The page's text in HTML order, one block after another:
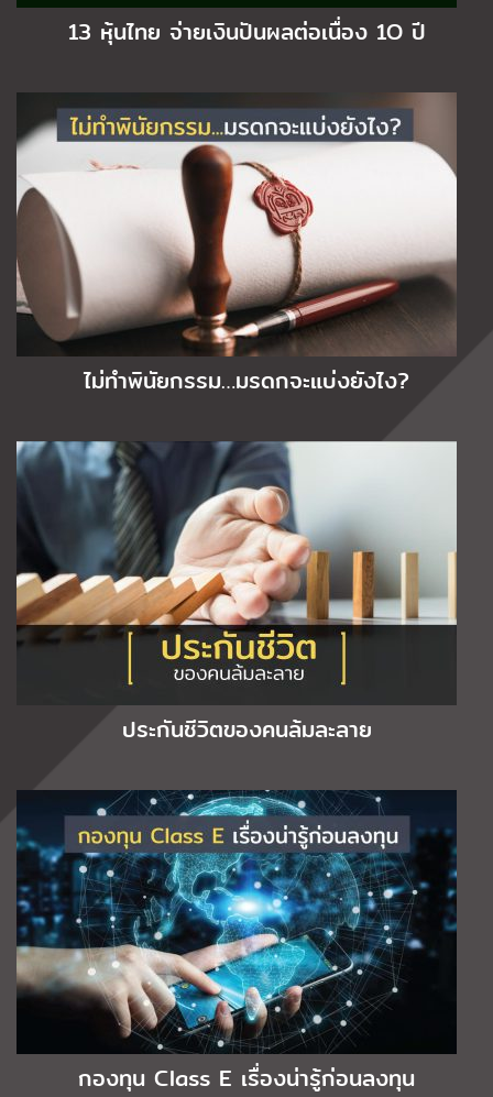
13 หุ้นไทย จ่ายเงินปันผลต่อเนื่อง 1O ปี
ไม่ทำพินัยกรรม…มรดกจะแบ่งยังไง?
ประกันชีวิตของคนล้มละลาย
กองทุน Class E เรื่องน่ารู้ก่อนลงทุน